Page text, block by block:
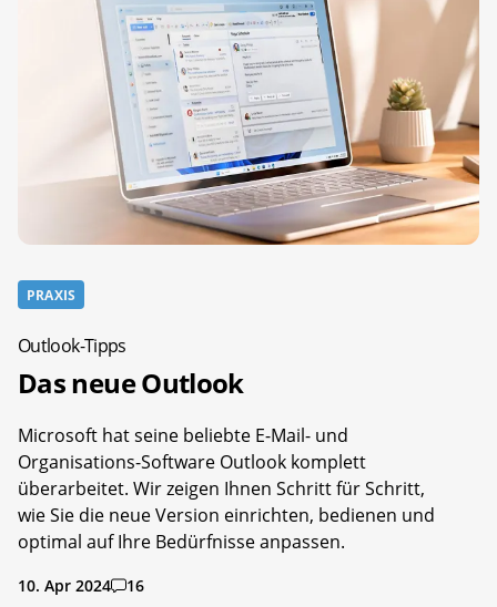
PRAXIS
Outlook-Tipps
Das neue Outlook
Microsoft hat seine beliebte E-Mail- und
Organisations-Software Outlook komplett
überarbeitet. Wir zeigen Ihnen Schritt für Schritt,
wie Sie die neue Version einrichten, bedienen und
optimal auf Ihre Bedürfnisse anpassen.
10. Apr 2024 16